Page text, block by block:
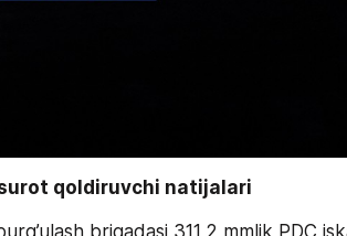
qoldiruvchi natijalari
brigadasi 311,2 mmlik PDC